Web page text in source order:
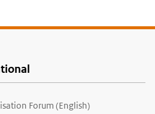
Forum (English)